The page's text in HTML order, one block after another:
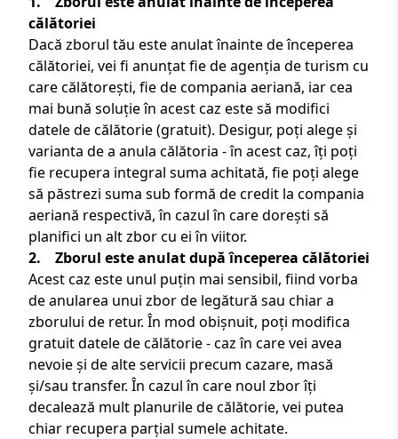
călătoriei
Dacă zborul tău este anulat înainte de începerea
călătoriei, vei fi anunțat fie de agenția de turism cu
care călătorești, fie de compania aeriană, iar cea
mai bună soluție în acest caz este să modifici
datele de călătorie (gratuit). Desigur, poți alege și
varianta de a anula călătoria - în acest caz, îți poți
fie recupera integral suma achitată, fie poți alege
să păstrezi suma sub formă de credit la compania
aeriană respectivă, în cazul în care dorești să
planifici un alt zbor cu ei în viitor.
2. Zborul este anulat după începerea călătoriei
Acest caz este unul puțin mai sensibil, fiind vorba
de anularea unui zbor de legătură sau chiar a
zborului de retur. În mod obișnuit, poți modifica
gratuit datele de călătorie - caz în care vei avea
nevoie și de alte servicii precum cazare, masă
și/sau transfer. În cazul în care noul zbor îți
decalează mult planurile de călătorie, vei putea
chiar recupera parțial sumele achitate.